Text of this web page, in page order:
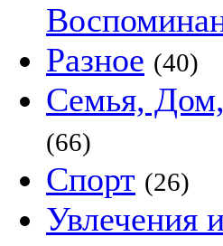
Разное (40)
Семья,
(66)
Спорт (26)
Увлечения